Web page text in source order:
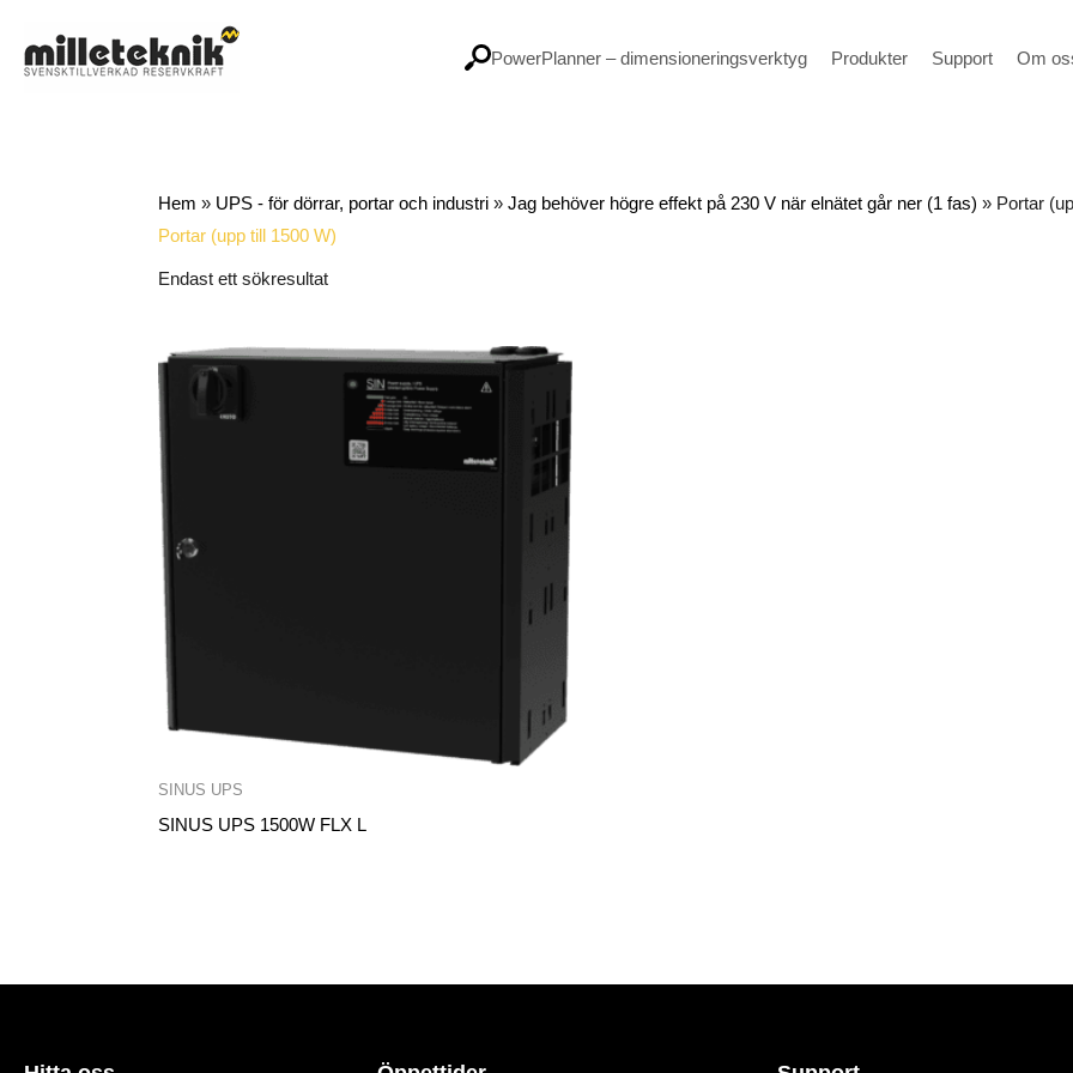
innehåll
PowerPlanner – dimensioneringsverktyg Produkter Support Om
Hem » UPS - för dörrar, portar och industri » Jag behöver högre effekt på 230 V när elnätet går ner (1 fas) » Portar
Portar (upp till 1500 W)
Endast ett sökresultat
SINUS UPS
SINUS UPS 1500W FLX L